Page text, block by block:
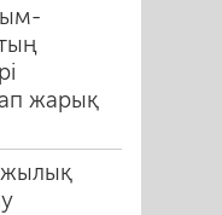
жарық